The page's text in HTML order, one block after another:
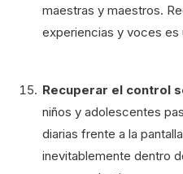
maestras y maestros.
experiencias y voces es
Recuperar el control
niños y adolescentes
diarias frente a la
inevitablemente dentro